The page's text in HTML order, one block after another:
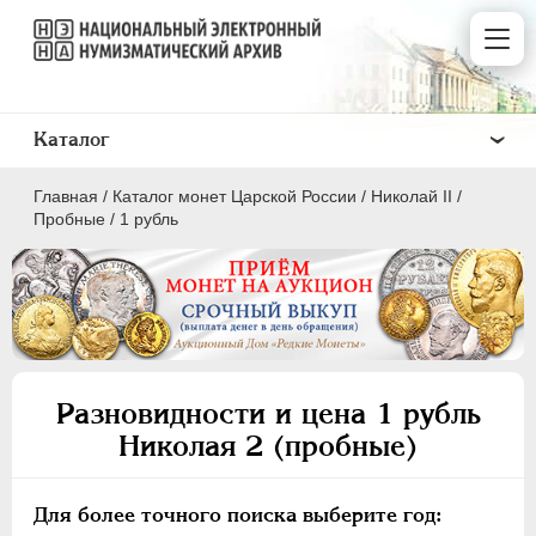
Главная / Каталог монет Царской России / Николай II /
Пробные / 1 рубль
Разновидности и цена 1 рубль
Николая 2 (пробные)
Для более точного поиска выберите год:
Каталог
ПEТР I 1699 - 1725
ПЕТР II 1727-1729
АННА ИОАННОВНА 1730-1740
ЕЛИЗАВЕТА 1741-1762